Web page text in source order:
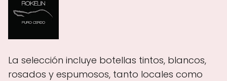
La selección incluye botellas tintos, blancos,
rosados y espumosos, tanto locales como